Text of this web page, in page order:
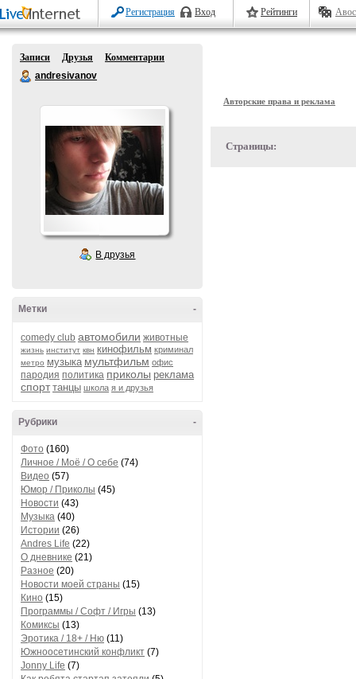
Регистрация Вход Рейтинги
Записи Друзья
Комментарии
andresivanov
В друзья
-
Метки
comedy club автомобили животные
жизнь институт квн кинофильм криминал
метро музыка мультфильм офис
пародия политика приколы реклама
спорт танцы школа я и друзья
-
Рубрики
Фото (160)
Личное / Моё / О себе (74)
Видео (57)
Юмор / Приколы (45)
Новости (43)
Музыка (40)
Истории (26)
Andres Life (22)
О дневнике (21)
Разное (20)
Новости моей страны (15)
Кино (15)
Программы / Софт / Игры (13)
Комиксы (13)
Эротика / 18+ / Ню (11)
Южноосетинский конфликт (7)
Jonny Life (7)
Авторские права и реклама
Страницы: